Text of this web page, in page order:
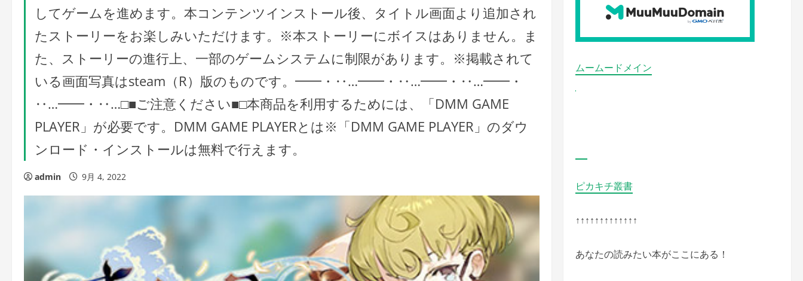
してゲームを進めます。本コンテンツインストール後、タイトル画面より追加され
たストーリーをお楽しみいただけます。※本ストーリーにボイスはありません。ま
た、ストーリーの進行上、一部のゲームシステムに制限があります。※掲載されて
いる画面写真はsteam（R）版のものです。━━・‥…━━・‥…━━・‥…━━・
‥…━━・‥…□■ご注意ください■□本商品を利用するためには、「DMM GAME
PLAYER」が必要です。DMM GAME PLAYERとは※「DMM GAME PLAYER」のダウ
ンロード・インストールは無料で行えます。
admin 9月 4, 2022
ムームードメイン
ピカキチ叢書
↑↑↑↑↑↑↑↑↑↑↑↑↑
あなたの読みたい本がここにある！